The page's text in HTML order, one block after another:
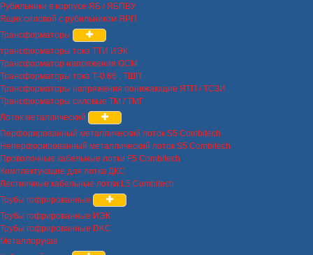
Рубильники в корпусе ЯБ / ЯБПВУ
Ящик силовой с рубильником ЯРП
Трансформаторы
трансформаторы тока ТТИ ИЭК
Трансформатор напряжения ОСМ
Трансформаторы тока Т-0.66 , ТШП
Трансформаторы напряжения понижающие ЯТП / ТСЗИ
Трансформаторы силовые ТМ / ТМГ
Лоток металлический
Перфорированный металлический лоток S5 Combitech
Неперфорированный металлический лоток S5 Combitech
Проволочные кабельные лотки F5 Combitech
Комплектующие для лотка ДКС
Лестничные кабельные лотки L5 Combitech
Трубы гофрированные
Трубы гофрированные ИЭК
Трубы гофрированные DKC
Металлорукав